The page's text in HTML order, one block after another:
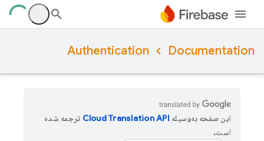
Documentation
Authentication
این صفحه به‌وسیله
ترجمه شده
است.